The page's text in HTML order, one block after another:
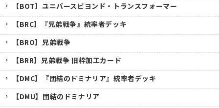
【BOT】ユニバースビヨンド・トランスフォーマー
【BRC】『兄弟戦争』統率者デッキ
【BRO】兄弟戦争
【BRR】兄弟戦争 旧枠加工カード
【DMC】『団結のドミナリア』統率者デッキ
【DMU】団結のドミナリア